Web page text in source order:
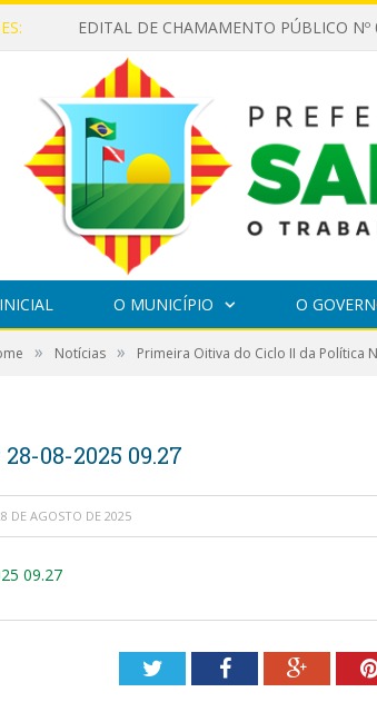
O MUNICÍPIO O
» Notícias » Primeira Oitiva do Ciclo II da Política
08-2025 09.27
DE AGOSTO DE 2025
09.27
TwitterFacebook